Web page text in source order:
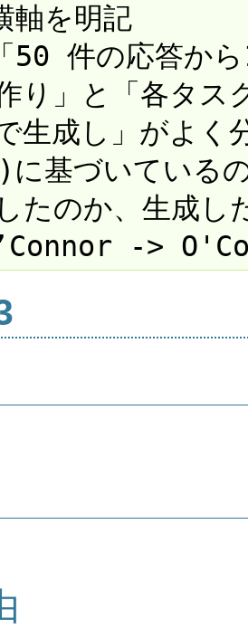
軸を明記
50 件の応答か
り」と「各タ
生成し」がよく
基づいている
たのか、生成し
->